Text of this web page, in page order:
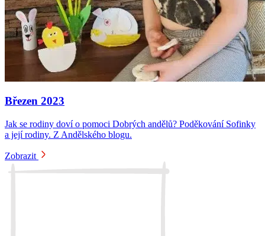
Březen 2023
Jak se rodiny doví o pomoci Dobrých andělů? Poděkování Sofinky
a její rodiny. Z Andělského blogu.
Zobrazit